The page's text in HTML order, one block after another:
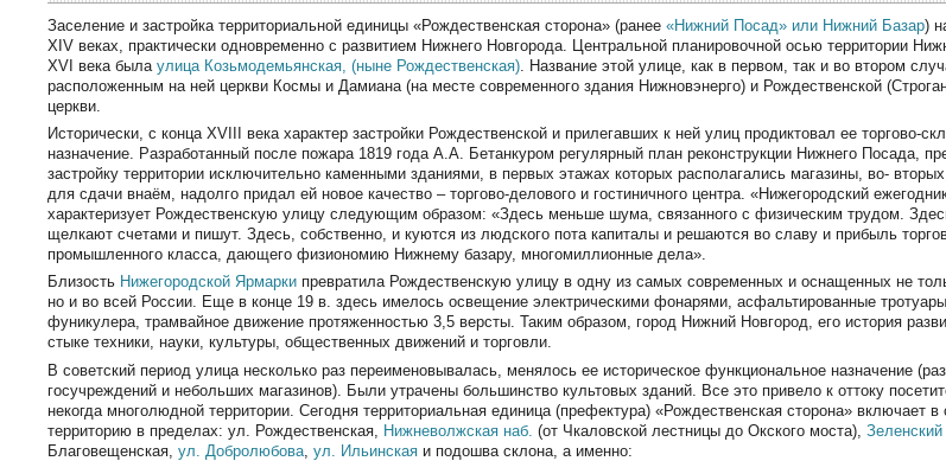
Заселение и застройка территориальной единицы «Рождественская сторона» (ранее«Нижний Посад» или Нижний Базар)
XIV веках, практически одновременно с развитием Нижнего Новгорода. Центральной планировочной осью территории
XVI века былаулица Козьмодемьянская, (ныне Рождественская) . Название этой улице, как в первом, так и во втором
расположенным на ней церкви Космы и Дамиана (на месте современного здания Нижновэнерго) и Рождественской
церкви.
Исторически, с конца XVIII века характер застройки Рождественской и прилегавших к ней улиц продиктовал ее торгово-
назначение. Разработанный после пожара 1819 года А.А. Бетанкуром регулярный план реконструкции Нижнего Посада,
застройку территории исключительно каменными зданиями, в первых этажах которых располагались магазины, во-
для сдачи внаём, надолго придал ей новое качество – торгово-делового и гостиничного центра. «Нижегородский
характеризует Рождественскую улицу следующим образом: «Здесь меньше шума, связанного с физическим трудом.
щелкают счетами и пишут. Здесь, собственно, и куются из людского пота капиталы и решаются во славу и прибыль
промышленного класса, дающего физиономию Нижнему базару, многомиллионные дела».
Близость Нижегородской Ярмарки превратила Рождественскую улицу в одну из самых современных и оснащенных не
но и во всей России. Еще в конце 19 в. здесь имелось освещение электрическими фонарями, асфальтированные
фуникулера, трамвайное движение протяженностью 3,5 версты. Таким образом, город Нижний Новгород, его история
стыке техники, науки, культуры, общественных движений и торговли.
В советский период улица несколько раз переименовывалась, менялось ее историческое функциональное назначение
госучреждений и небольших магазинов). Были утрачены большинство культовых зданий. Все это привело к оттоку
некогда многолюдной территории. Сегодня территориальная единица (префектура) «Рождественская сторона» включает в
территорию в пределах: ул. Рождественская, Нижневолжская наб. (от Чкаловской лестницы до Окского моста),
Благовещенская,ул. Добролюбова ,ул. Ильинская и подошва склона, а именно: